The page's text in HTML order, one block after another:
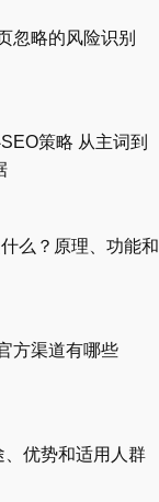
忽略的风险识别
策略 从主词到
么？原理、功能和
方渠道有哪些
优势和适用人群